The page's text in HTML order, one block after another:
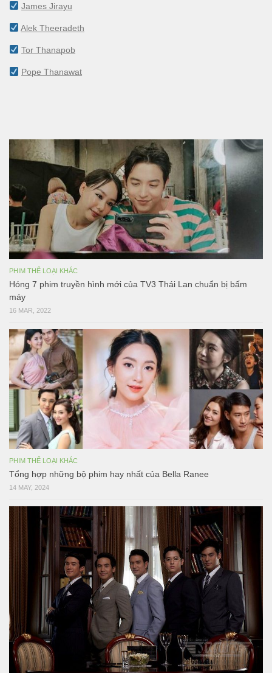
James Jirayu
Alek Theeradeth
Tor Thanapob
Pope Thanawat
PHIM THỂ LOẠI KHÁC
Hóng 7 phim truyền hình mới của TV3 Thái Lan chuẩn bị bấm
máy
16 MAR, 2022
PHIM THỂ LOẠI KHÁC
Tổng hợp những bộ phim hay nhất của Bella Ranee
14 MAY, 2024